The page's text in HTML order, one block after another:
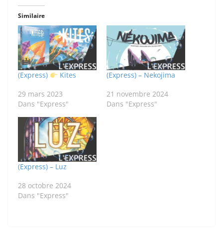
Similaire
(Express)
Kites
29 mars 2023
Dans "Express"
(Express) – Nekojima
21 novembre 2024
Dans "Express"
(Express) – Luz
28 octobre 2024
Dans "Express"